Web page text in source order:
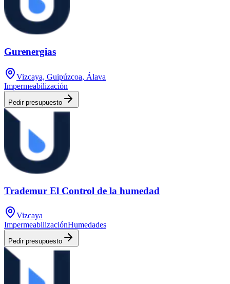
Gurenergias
Vizcaya, Guipúzcoa, Álava
Impermeabilización
Pedir presupuesto
Trademur El Control de la humedad
Vizcaya
ImpermeabilizaciónHumedades
Pedir presupuesto